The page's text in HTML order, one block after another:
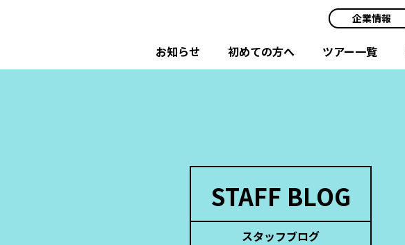
企業情報
お知らせ 初めての方へ ツアー一覧
STAFF BLOG
スタッフブログ